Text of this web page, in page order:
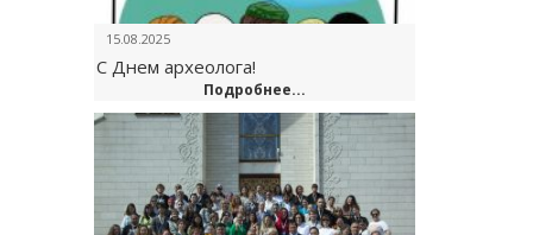
15.08.2025
С Днем археолога!
Подробнее...